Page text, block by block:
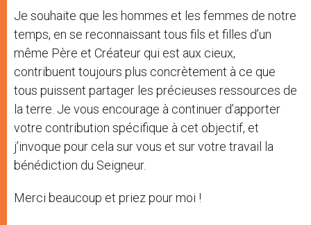
Je souhaite que les hommes et les femmes de notre
temps, en se reconnaissant tous fils et filles d’un
même Père et Créateur qui est aux cieux,
contribuent toujours plus concrètement à ce que
tous puissent partager les précieuses ressources de
la terre. Je vous encourage à continuer d’apporter
votre contribution spécifique à cet objectif, et
j’invoque pour cela sur vous et sur votre travail la
bénédiction du Seigneur.
Merci beaucoup et priez pour moi !